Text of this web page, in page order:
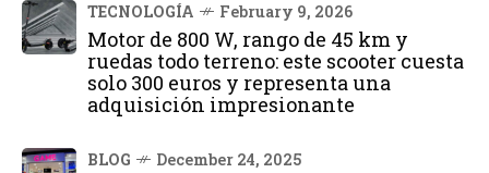
TECNOLOGÍA February 9, 2026
Motor de 800 W, rango de 45 km y
ruedas todo terreno: este scooter cuesta
solo 300 euros y representa una
adquisición impresionante
BLOG December 24, 2025